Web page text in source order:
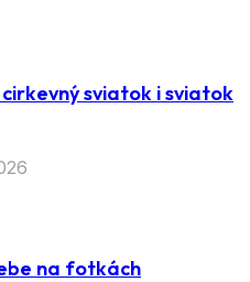
sviatok i sviatok
na fotkách